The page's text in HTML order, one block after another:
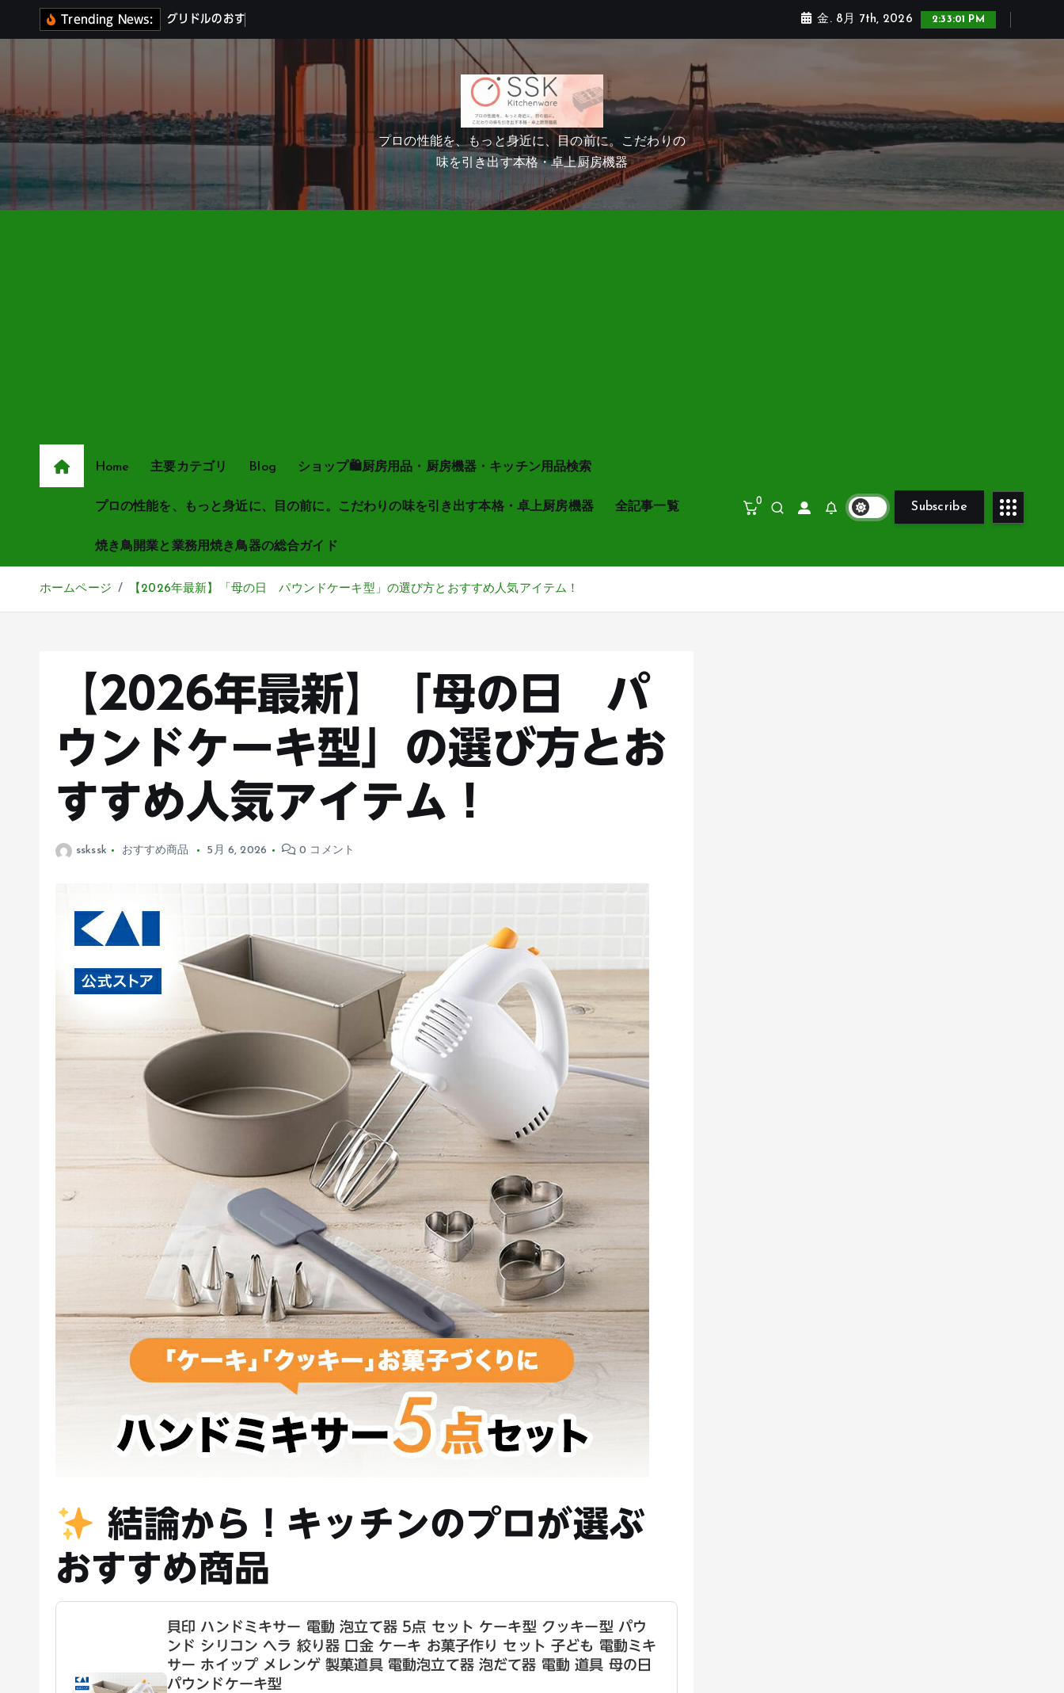
へ
移
Trending News: グリ ドルの おす 金. 8月 7th, 2026 2:33:02 PM
プロの性能を、もっと身近に、目の前に。こだわりの
味を引き出す本格・卓上厨房機器
Home 主要カテゴリ Blog ショップ🛍厨房用品・厨房機器・キッチン用品検索
プロの性能を、もっと身近に、目の前に。こだわりの味を引き出す本格・卓上厨房機器 全記事一覧
焼き鳥開業と業務用焼き鳥器の総合ガイド
0
Subscribe
ホームページ 【2026年最新】「母の日 パウンドケーキ型」の選び方とおすすめ人気アイテム！
【2026年最新】「母の日 パ
ウンドケーキ型」の選び方とお
すすめ人気アイテム！
sskssk おすすめ商品 5月 6, 2026 0 コメント
結論から！キッチンのプロが選ぶ
おすすめ商品
貝印 ハンドミキサー 電動 泡立て器 5点 セット ケーキ型 クッキー型 パウ
ンド シリコン ヘラ 絞り器 口金 ケーキ お菓子作り セット 子ども 電動ミキ
サー ホイップ メレンゲ 製菓道具 電動泡立て器 泡だて器 電動 道具 母の日
パウンドケーキ型